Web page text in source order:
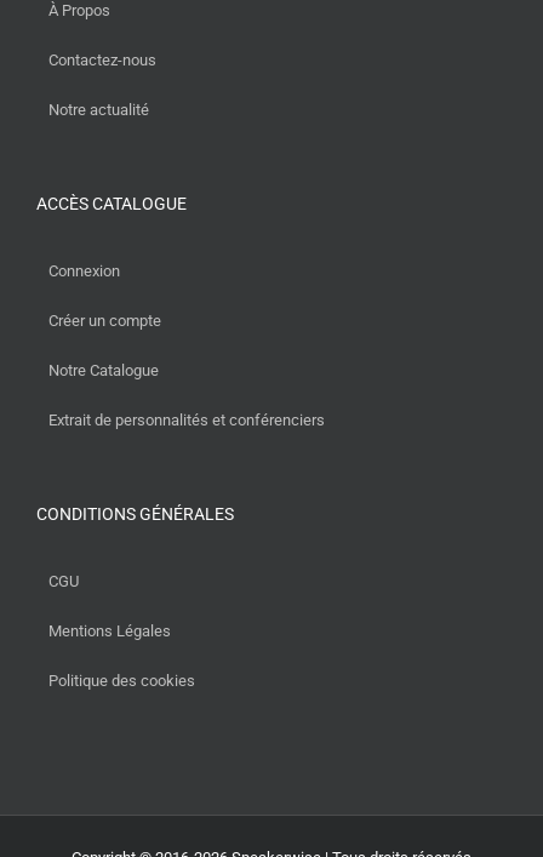
À Propos
Contactez-nous
Notre actualité
ACCÈS CATALOGUE
Connexion
Créer un compte
Notre Catalogue
Extrait de personnalités et conférenciers
CONDITIONS GÉNÉRALES
CGU
Mentions Légales
Politique des cookies